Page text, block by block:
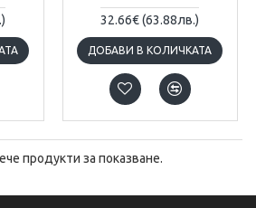
32.66€(63.88лв.)
ДОБАВИ В КОЛИЧКАТА
продукти за показване.